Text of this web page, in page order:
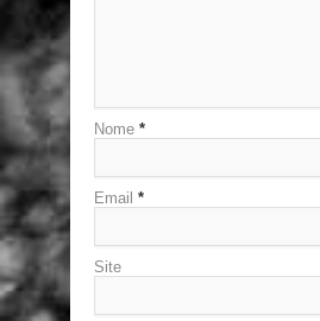
Nome *
Email *
Site